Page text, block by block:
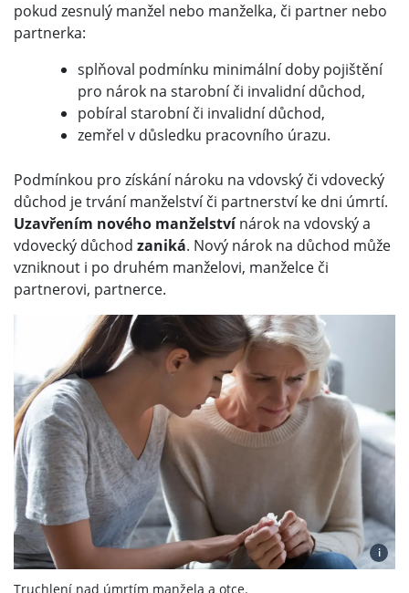
pokud zesnulý manžel nebo manželka, či partner nebo
partnerka:
splňoval podmínku minimální doby pojištění
pro nárok na starobní či invalidní důchod,
pobíral starobní či invalidní důchod,
zemřel v důsledku pracovního úrazu.
Podmínkou pro získání nároku na vdovský či vdovecký
důchod je trvání manželství či partnerství ke dni úmrtí.
Uzavřením nového manželstvínárok na vdovský a
vdovecký důchod zaniká. Nový nárok na důchod může
vzniknout i po druhém manželovi, manželce či
partnerovi, partnerce.
i
Truchlení nad úmrtím manžela a otce.